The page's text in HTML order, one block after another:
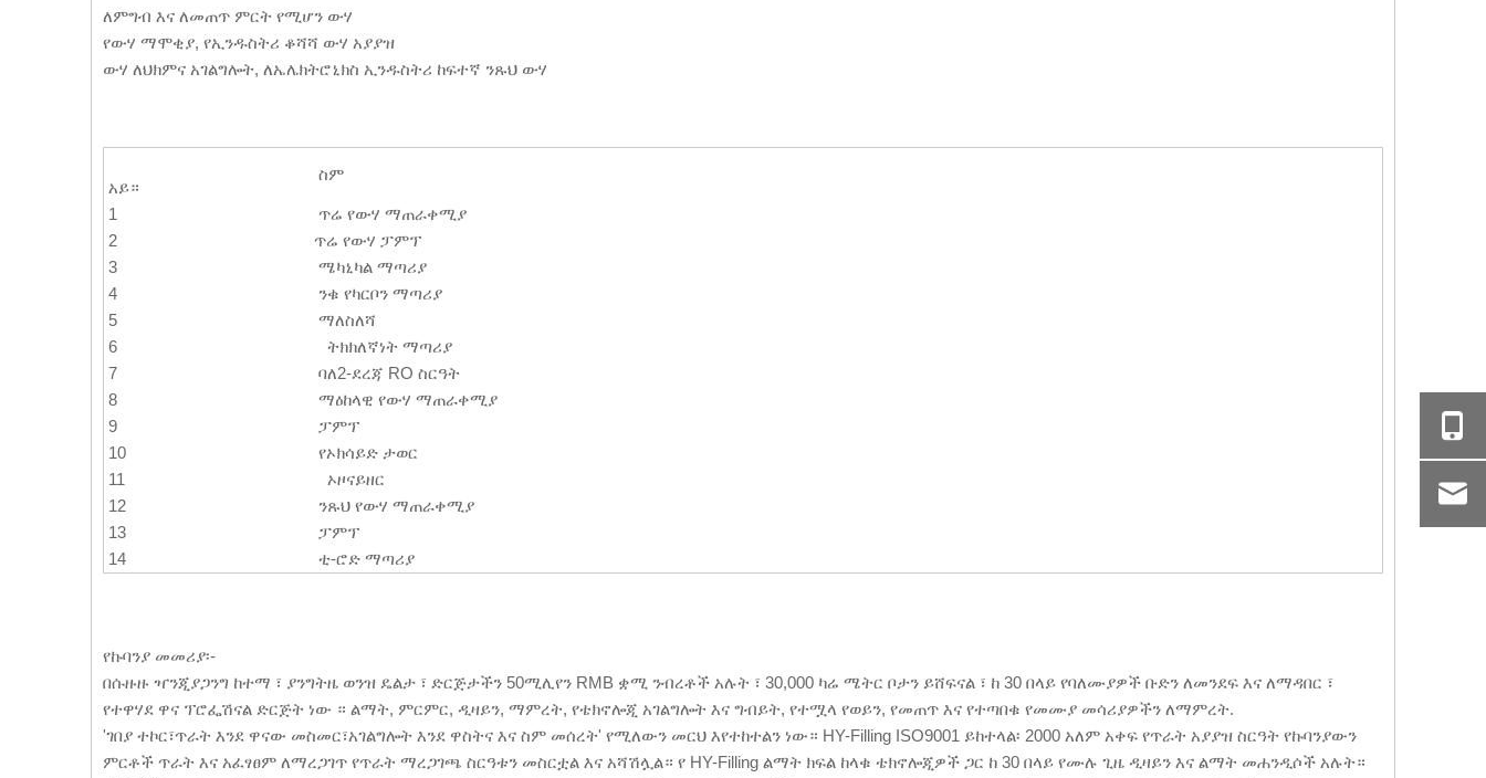
ለምግብ እና ለመጠጥ ምርት የሚሆን ውሃ
የውሃ ማሞቂያ, የኢንዱስትሪ ቆሻሻ ውሃ አያያዝ
ውሃ ለህክምና አገልግሎት, ለኤሌክትሮኒክስ ኢንዱስትሪ ከፍተኛ ንጹህ ውሃ
አይ።
ስም
1
ጥሬ የውሃ ማጠራቀሚያ
2
ጥሬ የውሃ ፓምፕ
3
ሜካኒካል ማጣሪያ
4
ንቁ የካርቦን ማጣሪያ
5
ማለስለሻ
6
ትክክለኛነት ማጣሪያ
7
ባለ2-ደረጃ RO ስርዓት
8
ማዕከላዊ የውሃ ማጠራቀሚያ
9
ፓምፕ
10
የኦክሳይድ ታወር
11
ኦዞናይዘር
12
ንጹህ የውሃ ማጠራቀሚያ
13
ፓምፕ
14
ቲ-ሮድ ማጣሪያ
የኩባንያ መመሪያ፡-
በሱዙዙ ዣንጂያጋንግ ከተማ ፣ ያንግትዜ ወንዝ ዴልታ ፣ ድርጅታችን 50ሚሊየን RMB ቋሚ ንብረቶች አሉት ፣ 30,000 ካሬ ሜትር ቦታን ይሸፍናል ፣ ከ 30 በላይ የባለሙያዎች ቡድን ለመንደፍ እና ለማዳበር ፣
የተዋሃደ ዋና ፕሮፌሽናል ድርጅት ነው ። ልማት, ምርምር, ዲዛይን, ማምረት, የቴክኖሎጂ አገልግሎት እና ግብይት, የተሟላ የወይን, የመጠጥ እና የተጣበቁ የመሙያ መሳሪያዎችን ለማምረት.
'ገበያ ተኮር፣ጥራት እንደ ዋናው መስመር፣አገልግሎት እንደ ዋስትና እና ስም መሰረት' የሚለውን መርህ እየተከተልን ነው። HY-Filling ISO9001 ይከተላል፡ 2000 አለም አቀፍ የጥራት አያያዝ ስርዓት የኩባንያውን
ምርቶች ጥራት እና አፈፃፀም ለማረጋገጥ የጥራት ማረጋገጫ ስርዓቱን መስርቷል እና አሻሽሏል። የ HY-Filling ልማት ክፍል ከላቁ ቴክኖሎጂዎች ጋር ከ 30 በላይ የሙሉ ጊዜ ዲዛይን እና ልማት መሐንዲሶች አሉት።